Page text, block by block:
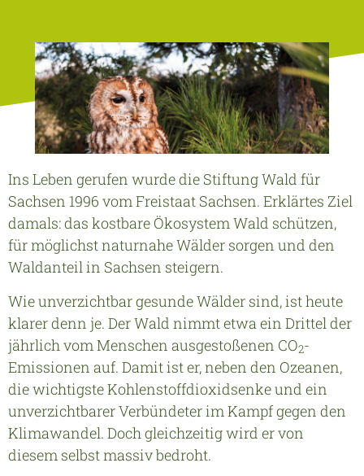
Ins Leben gerufen wurde die Stiftung Wald für
Sachsen 1996 vom Freistaat Sachsen. Erklärtes Ziel
damals: das kostbare Ökosystem Wald schützen,
für möglichst naturnahe Wälder sorgen und den
Waldanteil in Sachsen steigern.
Wie unverzichtbar gesunde Wälder sind, ist heute
klarer denn je. Der Wald nimmt etwa ein Drittel der
jährlich vom Menschen ausgestoßenen CO2-
Emissionen auf. Damit ist er, neben den Ozeanen,
die wichtigste Kohlenstoffdioxidsenke und ein
unverzichtbarer Verbündeter im Kampf gegen den
Klimawandel. Doch gleichzeitig wird er von
diesem selbst massiv bedroht.